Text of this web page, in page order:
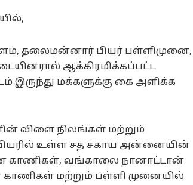
தலைமன்னார் பியர் பள்ளிமுனை,
ஆக்கிரமிக்கப்பட்ட
மக்களுக்கு கை அளிக்க
விளை நிலங்கள் மற்றும்
பியரில் உள்ள சத சகாய அன்னையின்
காணிகள், வங்காலை நானாட்டான்
மற்றும் பள்ளி முனையில்